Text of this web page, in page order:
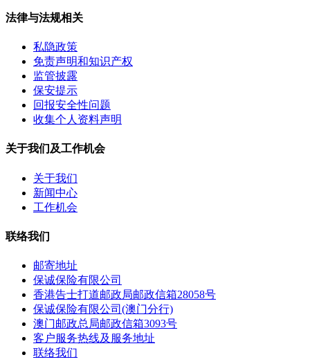
法律与法规相关
私隐政策
免责声明和知识产权
监管披露
保安提示
回报安全性问题
收集个人资料声明
关于我们及工作机会
关于我们
新闻中心
工作机会
联络我们
邮寄地址
保诚保险有限公司
香港告士打道邮政局邮政信箱28058号
保诚保险有限公司(澳门分行)
澳门邮政总局邮政信箱3093号
客户服务热线及服务地址
联络我们